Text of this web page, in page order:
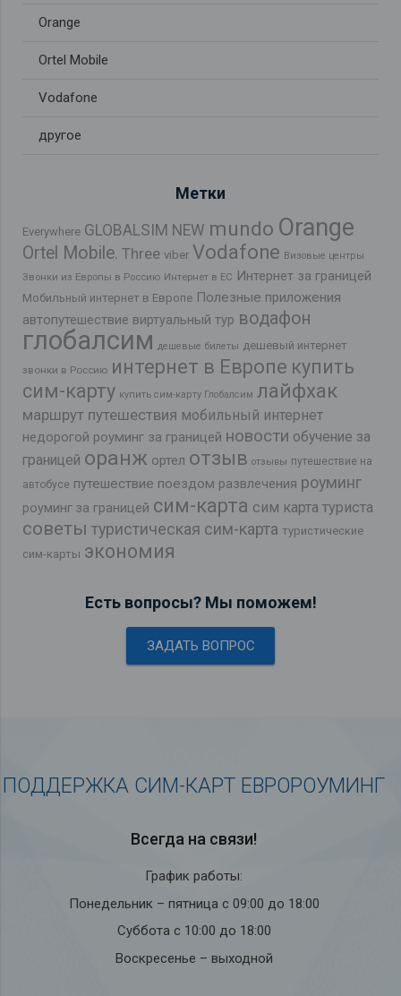
Orange
Ortel Mobile
Vodafone
другое
Метки
Everywhere GLOBALSIM NEW mundo Orange
Ortel Mobile. Three viber Vodafone Визовые центры
Звонки из Европы в Россию Интернет в ЕС Интернет за границей
Мобильный интернет в Европе Полезные приложения
автопутешествие виртуальный тур водафон
глобалсим дешевые билеты дешевый интернет
звонки в Россию интернет в Европе купить
сим-карту купить сим-карту Глобалсим лайфхак
маршрут путешествия мобильный интернет
недорогой роуминг за границей новости обучение за
границей оранж ортел отзыв отзывы путешествие на
автобусе путешествие поездом развлечения роуминг
роуминг за границей сим-карта сим карта туриста
советы туристическая сим-карта туристические
сим-карты экономия
Есть вопросы? Мы поможем!
ЗАДАТЬ ВОПРОС
ПОДДЕРЖКА СИМ-КАРТ ЕВРОРОУМИНГ
Всегда на связи!
График работы:
Понедельник – пятница с 09:00 до 18:00
Суббота с 10:00 до 18:00
Воскресенье – выходной